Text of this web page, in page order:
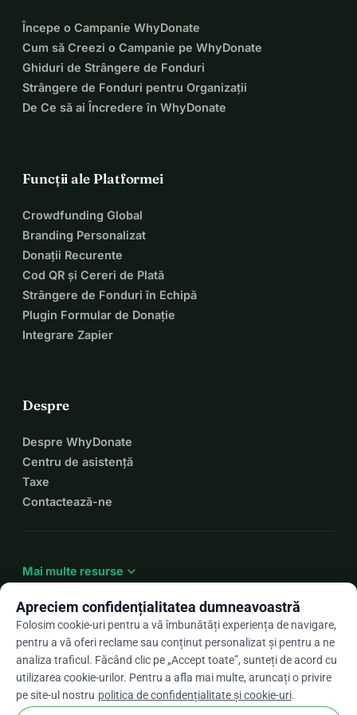
Începe o Campanie WhyDonate
Cum să Creezi o Campanie pe WhyDonate
Ghiduri de Strângere de Fonduri
Strângere de Fonduri pentru Organizații
De Ce să ai Încredere în WhyDonate
Funcții ale Platformei
Crowdfunding Global
Branding Personalizat
Donații Recurente
Cod QR și Cereri de Plată
Strângere de Fonduri în Echipă
Plugin Formular de Donație
Integrare Zapier
Despre
Despre WhyDonate
Centru de asistență
Taxe
Contactează-ne
Mai multe resurse expand_more
Roarrow_drop_down
★★★★★4,9 / 5 pe baza a peste 500 de recenzii
Apreciem confidențialitatea dumneavoastră
Folosim cookie-uri pentru a vă îmbunătăți experiența de navigare,
pentru a vă oferi reclame sau conținut personalizat și pentru a ne
analiza traficul. Făcând clic pe „Accept toate”, sunteți de acord cu
utilizarea cookie-urilor. Pentru a afla mai multe, aruncați o privire
pe site-ul nostru politica de confidențialitate și cookie-uri.